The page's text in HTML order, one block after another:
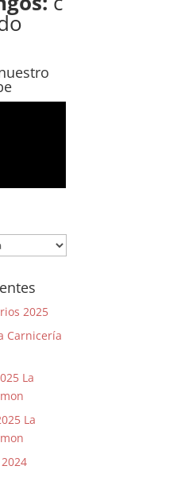
2025
Carnicería
La
La